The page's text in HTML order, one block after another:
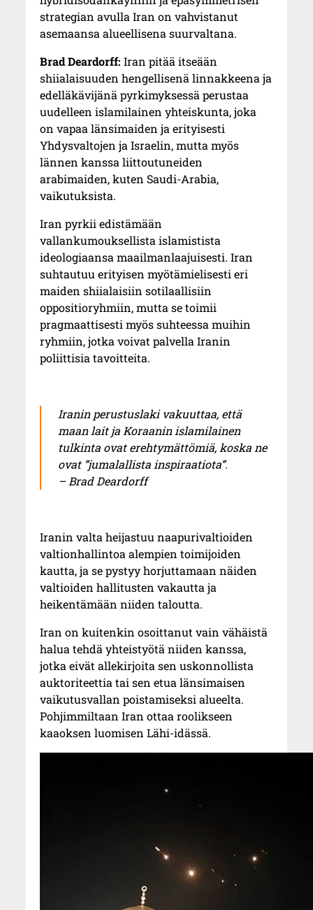
strategian avulla Iran on vahvistanut
asemaansa alueellisena suurvaltana.
Brad Deardorff:Iran pitää itseään
shiialaisuuden hengellisenä linnakkeena ja
edelläkävijänä pyrkimyksessä perustaa
uudelleen islamilainen yhteiskunta, joka
on vapaa länsimaiden ja erityisesti
Yhdysvaltojen ja Israelin, mutta myös
lännen kanssa liittoutuneiden
arabimaiden, kuten Saudi-Arabia,
vaikutuksista.
Iran pyrkii edistämään
vallankumouksellista islamistista
ideologiaansa maailmanlaajuisesti. Iran
suhtautuu erityisen myötämielisesti eri
maiden shiialaisiin sotilaallisiin
oppositioryhmiin, mutta se toimii
pragmaattisesti myös suhteessa muihin
ryhmiin, jotka voivat palvella Iranin
poliittisia tavoitteita.
Iranin perustuslaki vakuuttaa, että
maan lait ja Koraanin islamilainen
tulkinta ovat erehtymättömiä, koska ne
ovat ”jumalallista inspiraatiota”.
– Brad Deardorff
Iranin valta heijastuu naapurivaltioiden
valtionhallintoa alempien toimijoiden
kautta, ja se pystyy horjuttamaan näiden
valtioiden hallitusten vakautta ja
heikentämään niiden taloutta.
Iran on kuitenkin osoittanut vain vähäistä
halua tehdä yhteistyötä niiden kanssa,
jotka eivät allekirjoita sen uskonnollista
auktoriteettia tai sen etua länsimaisen
vaikutusvallan poistamiseksi alueelta.
Pohjimmiltaan Iran ottaa roolikseen
kaaoksen luomisen Lähi-idässä.